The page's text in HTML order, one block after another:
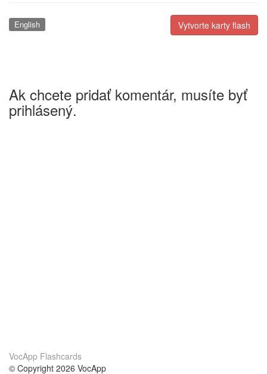
Vytvorte karty flash
English
Ak chcete pridať komentár, musíte byť
prihlásený.
VocApp Flashcards
© Copyright 2026 VocApp